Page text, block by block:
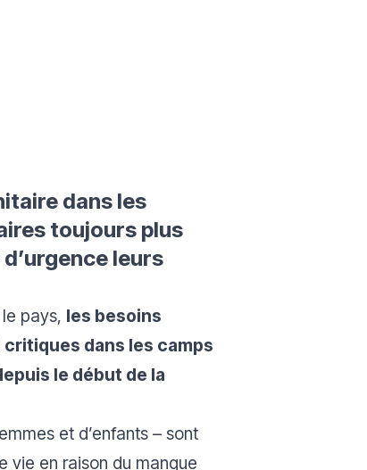
dans les
toujours plus
leurs
pays, les besoins
dans les camps
le début de la
et d’enfants – sont
vie en raison du manque